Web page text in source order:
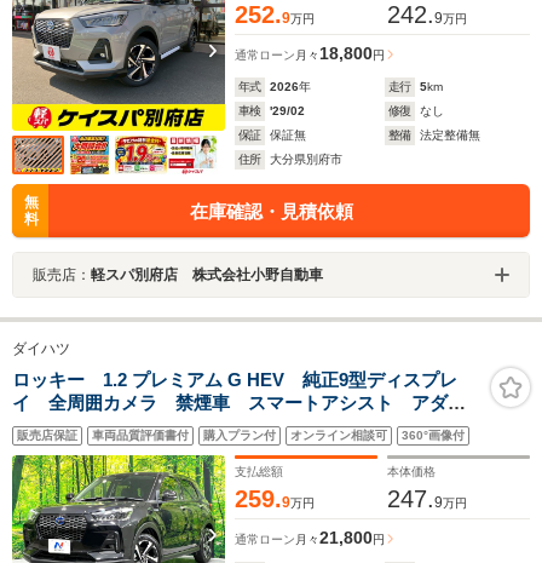
252.9万円 242.9万円
通常ローン 月々18,800円
年式 2026年 走行 5km
車検
'29/02 修復
なし
保証
保証無 整備
法定整備無
住所
大分県別府市
無
料
在庫確認・見積依頼
販売店： 軽スパ別府店 株式会社小野自動車
ダイハツ
ロッキー 1.2 プレミアム G HEV 純正9型ディスプレ
イ 全周囲カメラ 禁煙車 スマートアシスト アダプ
ティブクルーズ 踏み間違い防止装置 シートヒータ
ー LEDヘッド/フォグ Bluetooth再生 スマートキー
クリアランスソナー
販売店保証 車両品質評価書付 購入プラン付 オンライン相談可 360°画像付
支払総額
259.9万円
本体価格
247.9万円
通常ローン 月々21,800円